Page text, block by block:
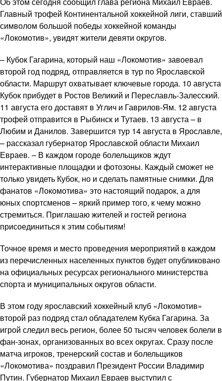
Главный трофей Континентальной хоккейной лиги, ставший
символом большой победы хоккейной команды
«Локомотив», увидят жители девяти округов.
– Кубок Гагарина, который наш «Локомотив» завоевал
второй год подряд, отправляется в тур по Ярославской
области. Маршрут охватывает ключевые города. 10 августа
Кубок прибудет в Ростов Великий и Переславль-Залесский.
11 августа его доставят в Углич и Гаврилов-Ям. 12 августа
трофей отправится в Рыбинск и Тутаев. 13 августа – в
Любим и Данилов. Завершится тур 14 августа в Ярославле,
– рассказал губернатор Ярославской области Михаил
Евраев. – В каждом городе болельщиков ждут
интерактивные площадки и фотозоны. Каждый сможет не
только увидеть Кубок, но и сделать памятные снимки. Для
фанатов «Локомотива» это настоящий подарок, а для
юных спортсменов – яркий пример того, к чему можно
стремиться. Приглашаю жителей и гостей региона
присоединиться к этим событиям!
Точное время и место проведения мероприятий в каждом
из перечисленных населенных пунктов будет опубликовано
на официальных ресурсах регионального министерства
спорта и муниципальных округов области.
В этом году ярославский хоккейный клуб «Локомотив»
второй раз подряд стал обладателем Кубка Гагарина. За
игрой следил весь регион, более 50 тысяч человек болели в
фан-зонах, организованных во всех округах. Сразу после
матча игроков, тренерский состав и болельщиков
«Локомотива» поздравил Президент России Владимир
Путин. Губернатор Михаил Евраев выступил с